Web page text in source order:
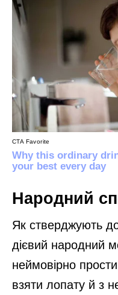
Народний
Як стверджують
дієвий народний
неймовірно
взяти лопату й з